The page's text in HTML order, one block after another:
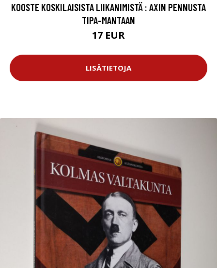
KOOSTE KOSKILAISISTA LIIKANIMISTÄ : AXIN PENNUSTA
TIPA-MANTAAN
17 EUR
LISÄTIETOJA